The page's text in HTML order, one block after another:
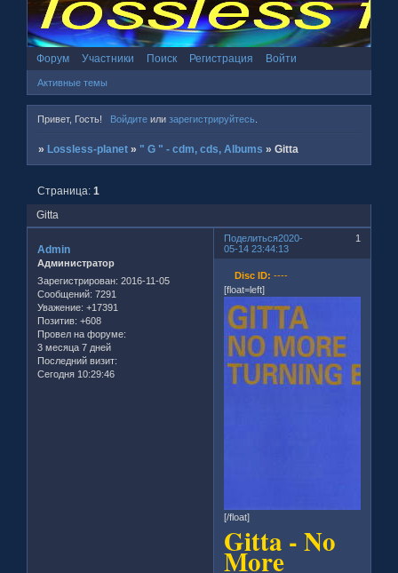
Форум Участники Поиск Регистрация Войти
Активные темы
Привет, Гость! Войдитеили зарегистрируйтесь.
» Lossless-planet » " G " - cdm, cds, Albums »Gitta
Gitta
Страница:1
Поделиться 1
2020-
05-14 23:44:13
Admin
Администратор
Зарегистрирован: 2016-11-05
Сообщений: 7291
Уважение: +17391
Позитив: +608
Провел на форуме:
3 месяца 7 дней
Последний визит:
Сегодня 10:29:46
Disc ID: ----
[float=left]
[/float]
Gitta - No
More